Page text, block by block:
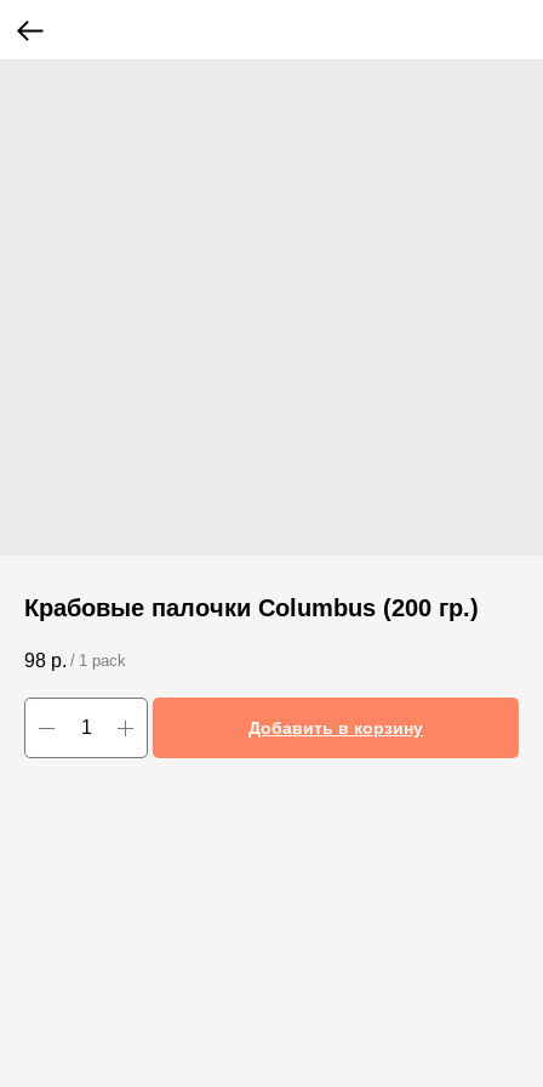
Крабовые палочки Columbus (200 гр.)
98 р. / 1 pack
Добавить в корзину